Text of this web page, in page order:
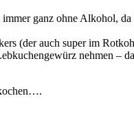
immer ganz ohne Alkohol,
(der auch super im
nehmen –